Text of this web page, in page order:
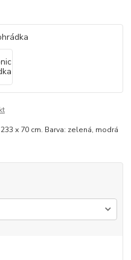
x 70 cm. Barva: zelená, modrá